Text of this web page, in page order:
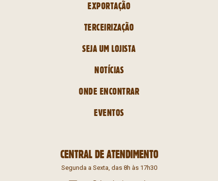
EXPORTAÇÃO
TERCEIRIZAÇÃO
SEJA UM LOJISTA
NOTÍCIAS
ONDE ENCONTRAR
EVENTOS
CENTRAL DE ATENDIMENTO
Segunda a Sexta, das 8h às 17h30